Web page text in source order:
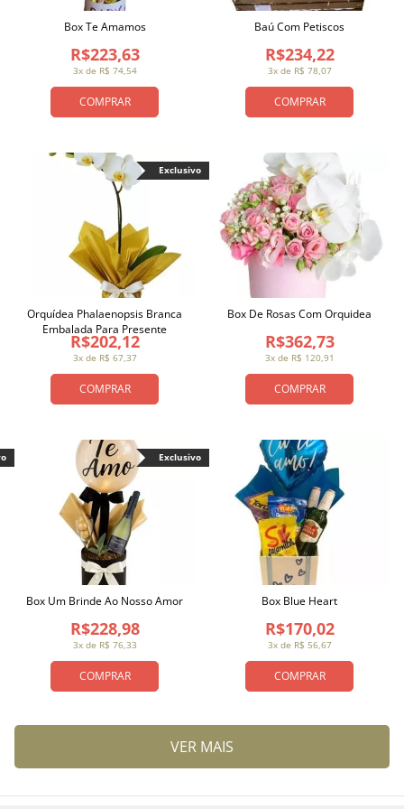
COMPRAR
3x de R$ 74,54
R$223,63
Box Te Amamos
COMPRAR
3x de R$ 78,07
R$234,22
Baú Com Petiscos
COMPRAR
3x de R$ 67,37
R$202,12
Orquídea Phalaenopsis Branca
Embalada Para Presente
Exclusivo
COMPRAR
3x de R$ 120,91
R$362,73
Box De Rosas Com Orquidea
COMPRAR
3x de R$ 76,33
R$228,98
Box Um Brinde Ao Nosso Amor
Exclusivo
COMPRAR
3x de R$ 56,67
R$170,02
Box Blue Heart
VER MAIS